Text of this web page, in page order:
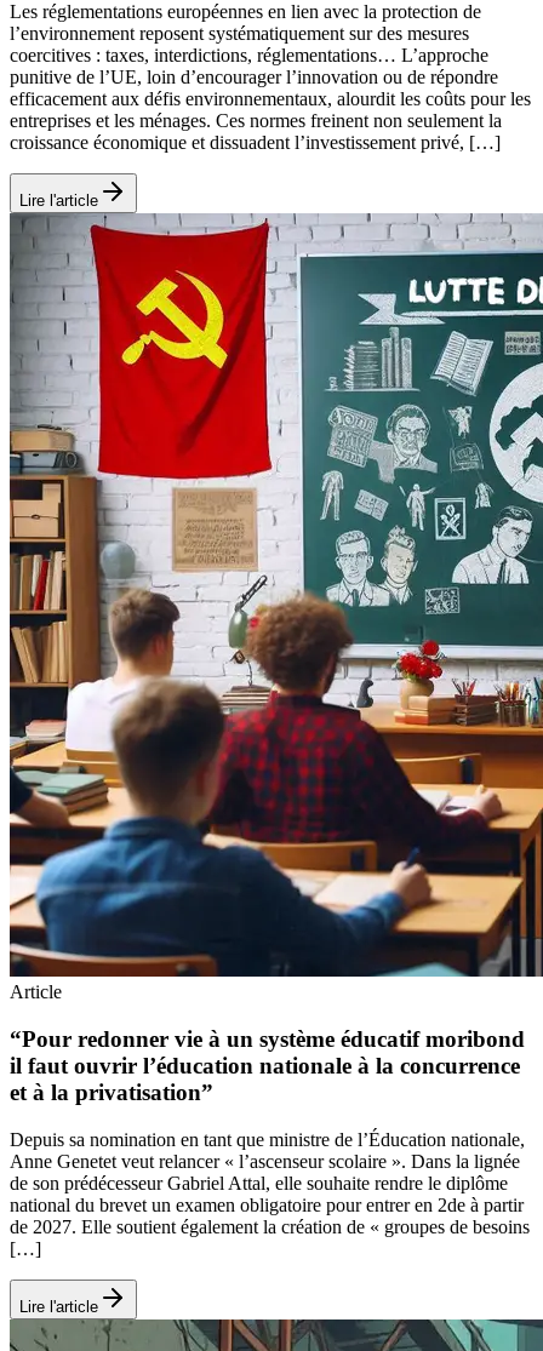
Les réglementations européennes en lien avec la protection de
l’environnement reposent systématiquement sur des mesures
coercitives : taxes, interdictions, réglementations… L’approche
punitive de l’UE, loin d’encourager l’innovation ou de répondre
efficacement aux défis environnementaux, alourdit les coûts pour les
entreprises et les ménages. Ces normes freinent non seulement la
croissance économique et dissuadent l’investissement privé, […]
Lire l'article
Article
“Pour redonner vie à un système éducatif moribond
il faut ouvrir l’éducation nationale à la concurrence
et à la privatisation”
Depuis sa nomination en tant que ministre de l’Éducation nationale,
Anne Genetet veut relancer « l’ascenseur scolaire ». Dans la lignée
de son prédécesseur Gabriel Attal, elle souhaite rendre le diplôme
national du brevet un examen obligatoire pour entrer en 2de à partir
de 2027. Elle soutient également la création de « groupes de besoins
[…]
Lire l'article